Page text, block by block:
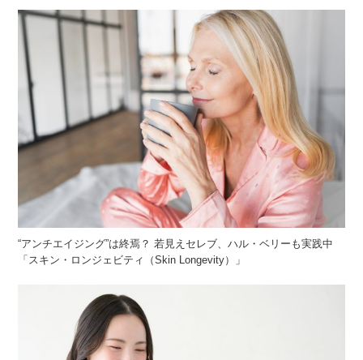
“アンチエイジング”は終焉？ 若見えセレブ、ハル・ベリーも実践中
「スキン・ロンジェビティ（Skin Longevity）」